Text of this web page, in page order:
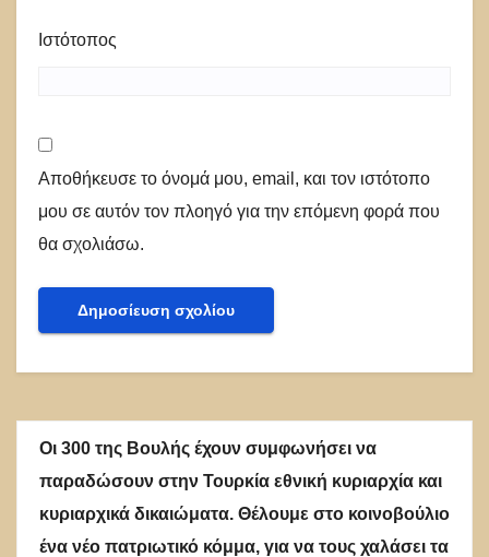
Ιστότοπος
Αποθήκευσε το όνομά μου, email, και τον ιστότοπο
μου σε αυτόν τον πλοηγό για την επόμενη φορά που
θα σχολιάσω.
Οι 300 της Βουλής έχουν συμφωνήσει να
παραδώσουν στην Τουρκία εθνική κυριαρχία και
κυριαρχικά δικαιώματα. Θέλουμε στο κοινοβούλιο
ένα νέο πατριωτικό κόμμα, για να τους χαλάσει τα